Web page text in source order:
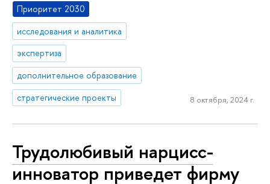
Приоритет 2030
исследования и аналитика
экспертиза
дополнительное образование
стратегические проекты
8 октября, 2024 г.
Трудолюбивый нарцисс-
инноватор приведет фирму